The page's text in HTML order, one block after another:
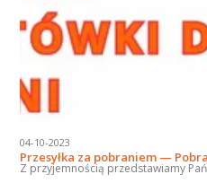
04-10-2023
Przesyłka za pobraniem —
Z przyjemnością przedstawiamy